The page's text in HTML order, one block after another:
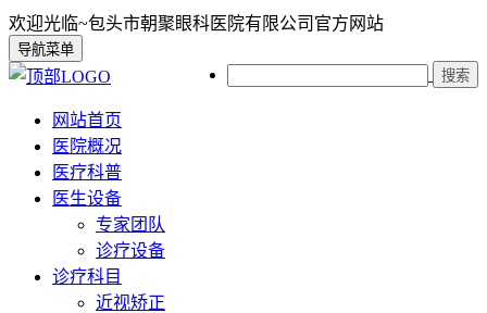
欢迎光临~包头市朝聚眼科医院有限公司官方网站
搜索
导航菜单
网站首页
医院概况
医疗科普
医生设备
专家团队
诊疗设备
诊疗科目
近视矫正